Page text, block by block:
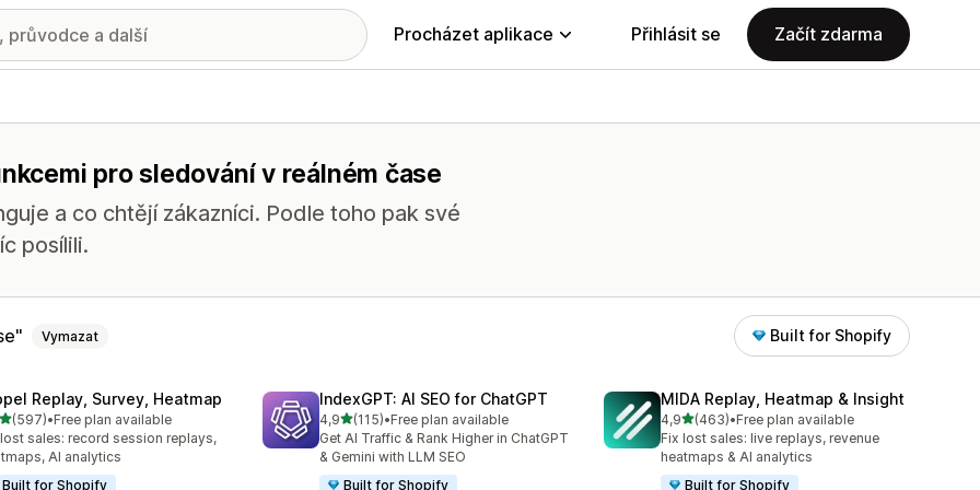
Procházet aplikace Přihlásit se Začít zdarma
pro sledování v reálném čase
a co chtějí zákazníci. Podle toho pak své
posílili.
Vymazat Built for Shopify
Replay, Survey, Heatmap
5 hvězd
(597)počet recenzí: 597
•Free plan available
sales: record session replays,
AI analytics
Built for Shopify
IndexGPT: AI SEO for ChatGPT
4,9z 5 hvězd
(115)
Celkový počet recenzí: 115
•Free plan available
Get AI Traffic & Rank Higher in ChatGPT
& Gemini with LLM SEO
Built for Shopify
MIDA Replay, Heatmap & Insight
4,9z 5 hvězd
(463)
Celkový počet recenzí: 463
•Free plan available
Fix lost sales: live replays, revenue
heatmaps & AI analytics
Built for Shopify